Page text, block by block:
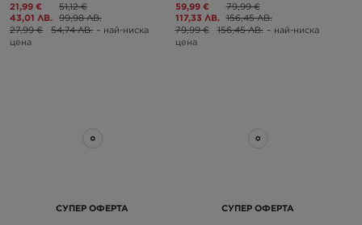
21,99 €
43,01 ЛВ.
51,12 €
99,98 ЛВ.
27,99 €
54,74 ЛВ. – най-ниска
цена
59,99 €
117,33 ЛВ.
79,99 €
156,45 ЛВ.
79,99 €
156,45 ЛВ. – най-ниска
цена
СУПЕР ОФЕРТА СУПЕР ОФЕРТА